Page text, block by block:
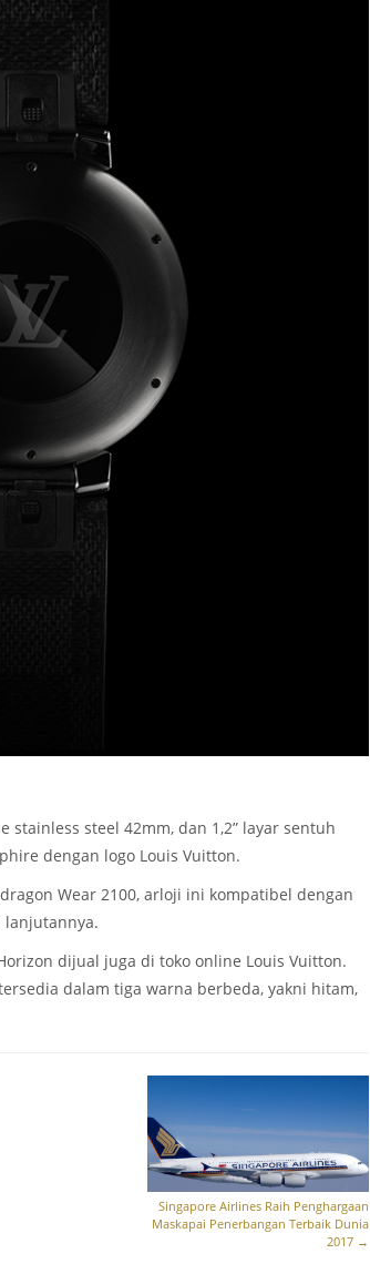
stainless steel 42mm, dan 1,2” layar sentuh
dengan logo Louis Vuitton.
Wear 2100, arloji ini kompatibel dengan
lanjutannya.
dijual juga di toko online Louis Vuitton.
dalam tiga warna berbeda, yakni hitam,
Singapore Airlines Raih Penghargaan
Maskapai Penerbangan Terbaik Dunia
2017 →